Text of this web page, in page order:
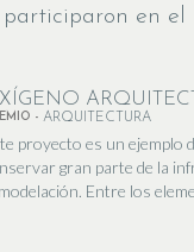
participaron en el
- ARQUITECTURA
proyecto es un ejemplo
gran parte de la
Entre los